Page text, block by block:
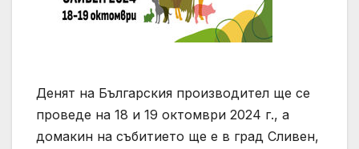
Денят на Българския производител ще се
проведе на 18 и 19 октомври 2024 г., а
домакин на събитието ще е в град Сливен,